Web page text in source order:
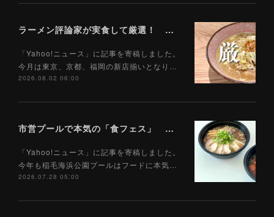
ラーメン評論家が実食して厳選！ 「いま絶対に食べるべきラーメン」ベスト５！【2026年８月】（ Yahoo!ニュース）8/2
「Yahoo!ニュース」に記事を寄稿しました。
今月は東京、京都、福岡の新店揃いとなり…
2026.08.02 06:00
市営プールで本気の「食フェス」 プールサイドで味わえる「ご当地麺」の実力は？（Yahoo!ニュース）7/28
「Yahoo!ニュース」に記事を寄稿しました。
今年も稲毛海浜公園プールはフードに本気…
2026.07.28 05:00